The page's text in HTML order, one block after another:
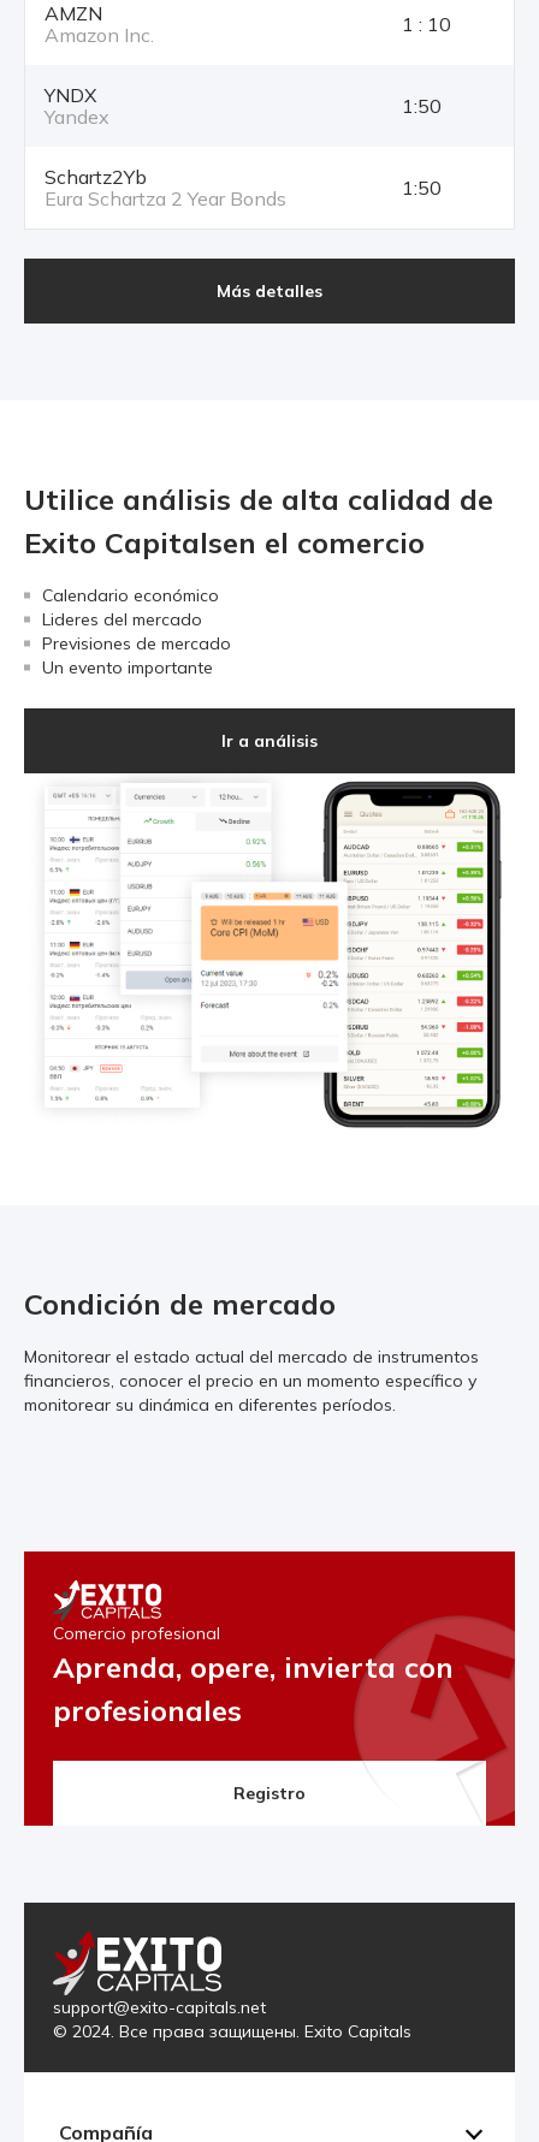
AMZN
Amazon Inc.
1 : 10
YNDX
Yandex
1:50
Schartz2Yb
Eura Schartza 2 Year Bonds
1:50
Más detalles
Utilice análisis de alta calidad de
Exito Capitalsen el comercio
Calendario económico
Lideres del mercado
Previsiones de mercado
Un evento importante
Ir a análisis
Condición de mercado
Monitorear el estado actual del mercado de instrumentos
financieros, conocer el precio en un momento específico y
monitorear su dinámica en diferentes períodos.
Comercio profesional
Aprenda, opere, invierta con
profesionales
Registro
support@exito-capitals.net
© 2024. Все права защищены. Exito Capitals
Compañía